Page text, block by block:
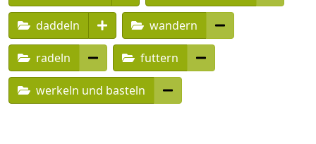
daddeln wandern
radeln futtern
werkeln und basteln